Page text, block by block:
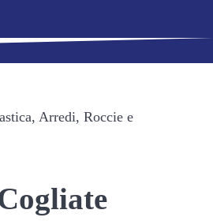
Arredi, Roccie e